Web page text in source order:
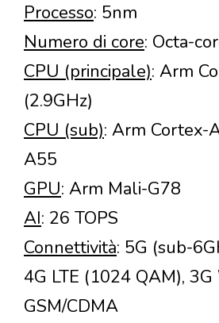
Processo: 5nm
Numero di core: Octa-
CPU (principale): Arm
(2.9GHz)
CPU (sub): Arm Cortex-
A55
GPU: Arm Mali-G78
AI: 26 TOPS
Connettività: 5G (sub-
4G LTE (1024 QAM),
GSM/CDMA